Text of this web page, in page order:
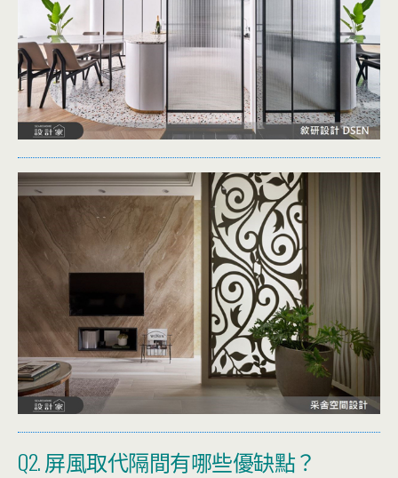
Q2. 屏風取代隔間有哪些優缺點？